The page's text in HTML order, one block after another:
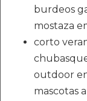
burdeos
mostaza
corto
outdoor
mascotas